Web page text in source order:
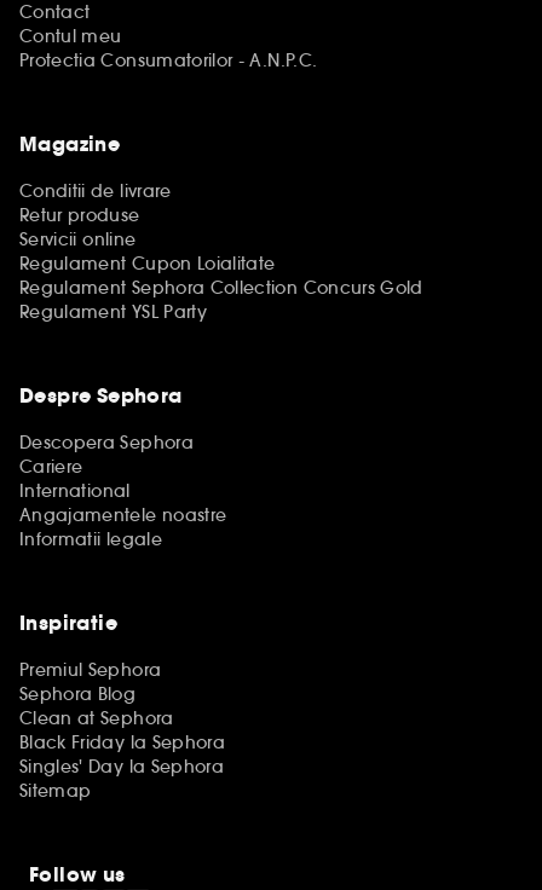
Contact
Contul meu
Protectia Consumatorilor - A.N.P.C.
Magazine
Conditii de livrare
Retur produse
Servicii online
Regulament Cupon Loialitate
Regulament Sephora Collection Concurs Gold
Regulament YSL Party
Despre Sephora
Descopera Sephora
Cariere
International
Angajamentele noastre
Informatii legale
Inspiratie
Premiul Sephora
Sephora Blog
Clean at Sephora
Black Friday la Sephora
Singles' Day la Sephora
Sitemap
Follow us